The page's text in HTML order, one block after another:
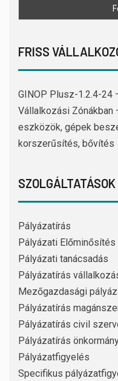
FRISS
GINOP Plusz-1.2.4-24
Vállalkozási
eszközök, gépek
korszerűsítés, bővítés
SZOLGÁLTATÁSOK
Pályázatírás
Pályázati Előminősítés
Pályázati tanácsadás
Pályázatírás
Mezőgazdasági
Pályázatírás
Pályázatírás civil
Pályázatírás
Pályázatfigyelés
Specifikus